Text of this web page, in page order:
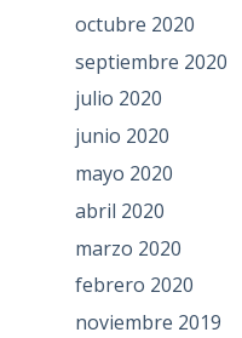
octubre 2020
septiembre 2020
julio 2020
junio 2020
mayo 2020
abril 2020
marzo 2020
febrero 2020
noviembre 2019